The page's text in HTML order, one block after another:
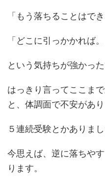
「もう落ちることはでき
「どこに引っかかれば。
という気持ちが強かった
はっきり言ってここま
と、体調面で不安があり
５連続受験とかありま
今思えば、逆に落ちや
ります。